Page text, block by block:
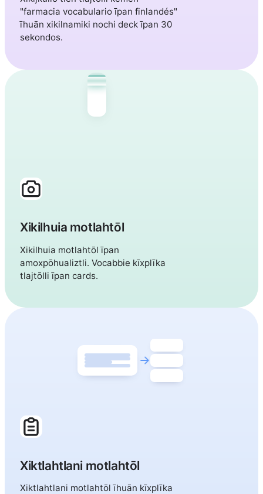
"farmacia vocabulario īpan finlandés"
īhuān xikilnamiki nochi deck īpan 30
sekondos.
Xikilhuia motlahtōl
Xikilhuia motlahtōl īpan
amoxpōhualiztli. Vocabbie kīxplīka
tlajtōlli īpan cards.
Xiktlahtlani motlahtōl
Xiktlahtlani motlahtōl īhuān kīxplīka